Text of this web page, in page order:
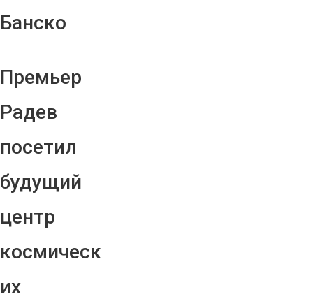
Банско
Премьер
Радев
посетил
будущий
центр
космическ
их